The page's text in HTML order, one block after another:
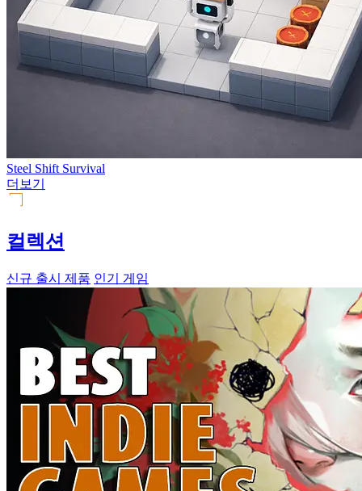
Steel Shift Survival
더보기
컬렉션
신규 출시 제품 인기 게임